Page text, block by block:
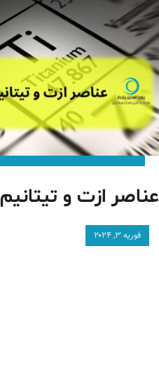
عناصر ازت و تیتانیم
فوریه ۳, ۲۰۲۴